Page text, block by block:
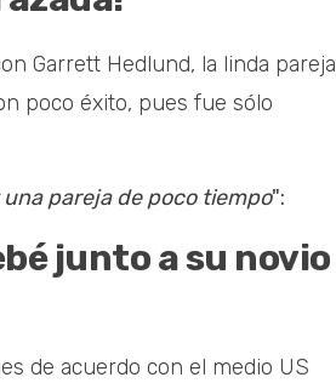
Garrett Hedlund, la linda pareja
poco éxito, pues fue sólo
pareja de poco tiempo":
junto a su novio
de acuerdo con el medio US